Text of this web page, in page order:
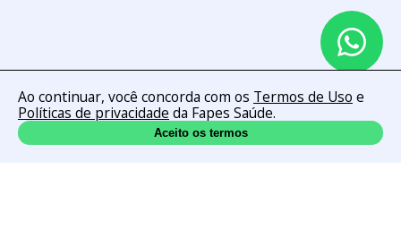
Ao continuar, você concorda com os Termos de Uso e
Políticas de privacidade da Fapes Saúde.
Aceito os termos